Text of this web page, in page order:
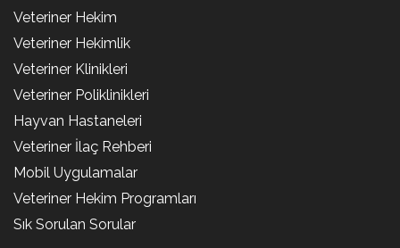
Veteriner Hekim
Veteriner Hekimlik
Veteriner Klinikleri
Veteriner Poliklinikleri
Hayvan Hastaneleri
Veteriner İlaç Rehberi
Mobil Uygulamalar
Veteriner Hekim Programları
Sık Sorulan Sorular